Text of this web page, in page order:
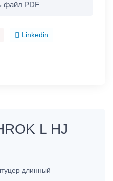
файл PDF
Linkedin
L HJ
длинный